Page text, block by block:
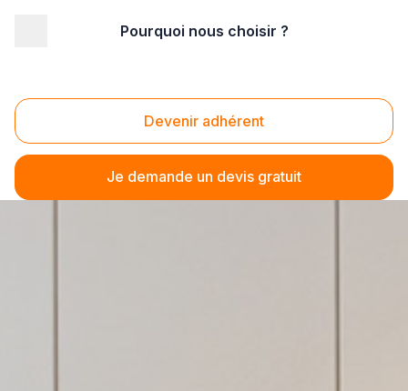
Pourquoi nous choisir ?
Devenir adhérent
Je demande un devis gratuit